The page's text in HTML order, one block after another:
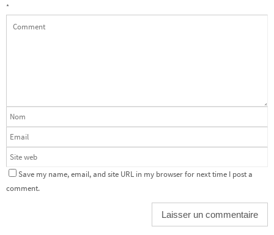
*
Save my name, email, and site URL in my browser for next time I post a
comment.